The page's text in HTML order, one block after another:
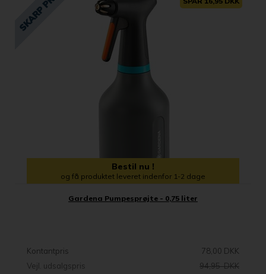
Bestil nu !
og få produktet leveret indenfor 1-2 dage
Gardena Pumpesprøjte - 0,75 liter
Kontantpris
78,00 DKK
Vejl. udsalgspris
94,95 DKK